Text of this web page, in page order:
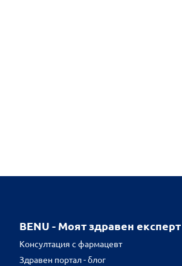
BENU - Моят здравен експерт
Консултация с фармацевт
Здравен портал - блог